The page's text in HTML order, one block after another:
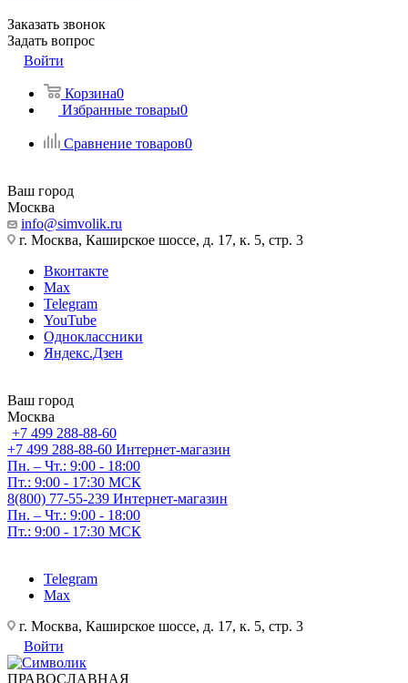
Заказать звонок
Задать вопрос
Войти
Корзина0
Избранные товары0
Сравнение товаров0
Ваш город
Москва
info@simvolik.ru
г. Москва, Каширское шоссе, д. 17, к. 5, стр. 3
Вконтакте
Max
Telegram
YouTube
Одноклассники
Яндекс.Дзен
Ваш город
Москва
+7 499 288-88-60
+7 499 288-88-60 Интернет-магазин
Пн. – Чт.: 9:00 - 18:00
Пт.: 9:00 - 17:30 МСК
8(800) 77-55-239 Интернет-магазин
Пн. – Чт.: 9:00 - 18:00
Пт.: 9:00 - 17:30 МСК
Telegram
Max
г. Москва, Каширское шоссе, д. 17, к. 5, стр. 3
Войти
ПРАВОСЛАВНАЯ